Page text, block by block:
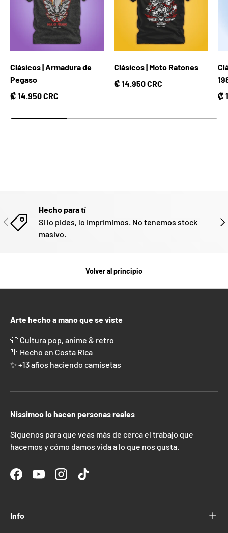
Clásicos | Armadura de
Pegaso
Precio normal
₡ 14.950 CRC
Clásicos | Moto Ratones
Precio normal
₡ 14.950 CRC
₡
ANTERIOR
Hecho para tí
Si lo pides, lo imprimimos. No tenemos stock
masivo.
Volver al principio
Arte hecho a mano que se viste
👕 Cultura pop, anime & retro
🌴 Hecho en Costa Rica
✨ +13 años haciendo camisetas
Nissimoo lo hacen personas reales
Síguenos para que veas más de cerca el trabajo que
hacemos y cómo damos vida a lo que nos gusta.
FacebookYouTubeInstagramTikTok
Info